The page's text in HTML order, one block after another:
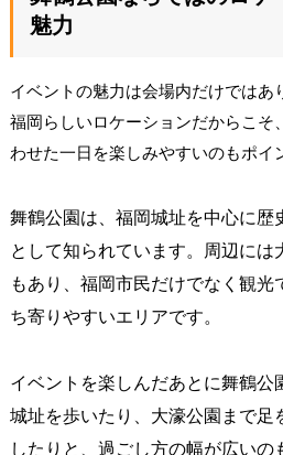
魅力
イベントの魅力は会場内だけではあ
福岡らしいロケーションだからこそ
わせた一日を楽しみやすいのもポイ
舞鶴公園は、福岡城址を中心に歴
として知られています。周辺には
もあり、福岡市民だけでなく観光
ち寄りやすいエリアです。
イベントを楽しんだあとに舞鶴公
城址を歩いたり、大濠公園まで足
したりと、過ごし方の幅が広いの